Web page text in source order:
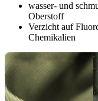
wasser- und
Oberstoff
Verzicht auf
Chemikalien